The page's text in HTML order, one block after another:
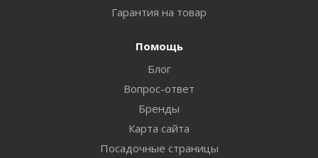
Гарантия на товар
Помощь
Блог
Вопрос-ответ
Бренды
Карта сайта
Посадочные страницы